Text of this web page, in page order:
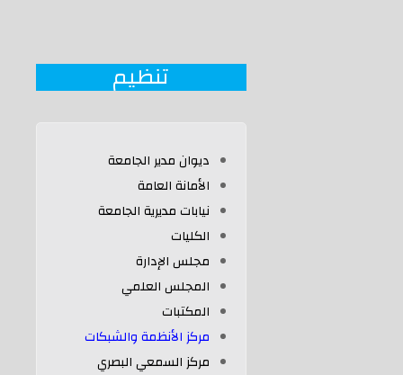
تنظيم
ديوان مدير الجامعة
اﻷمانة العامة
نيابات مديرية الجامعة
الكليات
مجلس الإدارة
المجلس العلمي
المكتبات
مركز الأنظمة والشبكات
مركز السمعي البصري